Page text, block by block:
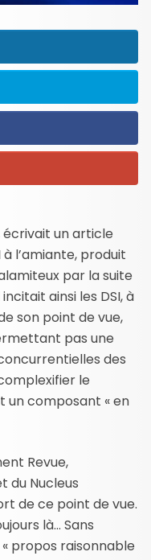
écrivait un article
l’amiante, produit
par la suite
ainsi les DSI, à
son point de vue,
pas une
des
le
un composant « en
Revue,
du Nucleus
de ce point de vue.
là… Sans
propos raisonnable